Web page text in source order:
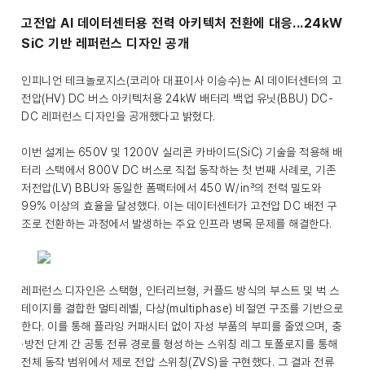
고전압 AI 데이터센터용 전력 아키텍처 전환에 대응...24kW
SiC 기반 레퍼런스 디자인 공개
인피니언 테크놀로지스(코리아 대표이사 이승수)는 AI 데이터센터의 고
전압(HV) DC 버스 아키텍처용 24kW 배터리 백업 유닛(BBU) DC-
DC 레퍼런스 디자인을 공개했다고 밝혔다.
이번 설계는 650V 및 1200V 실리콘 카바이드(SiC) 기술을 적용해 배
터리 스택에서 800V DC 버스로 직접 동작하는 첫 번째 사례로, 기존
저전압(LV) BBU와 동일한 폼팩터에서 450 W/in³의 전력 밀도와
99% 이상의 효율을 달성했다. 이는 데이터센터가 고전압 DC 배전 구
조로 전환하는 과정에서 발생하는 주요 인프라 병목 문제를 해결한다.
레퍼런스 디자인은 스택형, 인터리브형, 커플드 방식의 부스트 및 벅 스
테이지를 결합한 멀티레벨, 다상(multiphase) 비절연 구조를 기반으로
한다. 이를 통해 플라잉 커패시터 없이 자성 부품의 부피를 줄였으며, 충
·방전 단계 간 공통 전류 경로를 형성하는 스위칭 레그 토폴로지를 통해
전체 동작 범위에서 제로 전압 스위칭(ZVS)을 구현했다. 그 결과 전류